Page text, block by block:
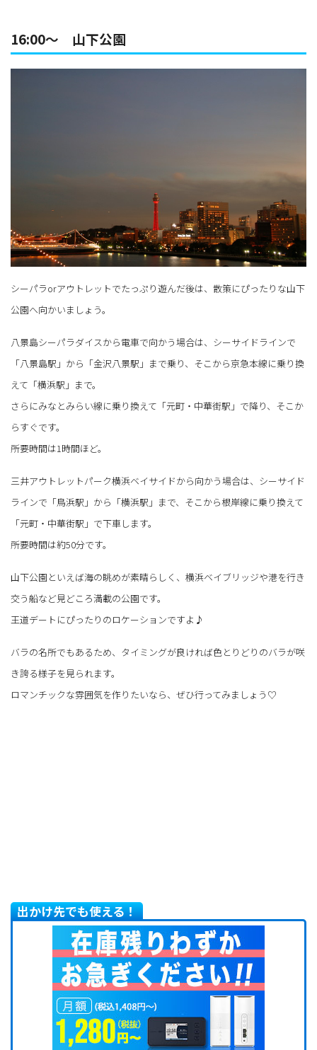
16:00～ 山下公園
シーパラorアウトレットでたっぷり遊んだ後は、散策にぴったりな山下
公園へ向かいましょう。
八景島シーパラダイスから電車で向かう場合は、シーサイドラインで
「八景島駅」から「金沢八景駅」まで乗り、そこから京急本線に乗り換
えて「横浜駅」まで。
さらにみなとみらい線に乗り換えて「元町・中華街駅」で降り、そこか
らすぐです。
所要時間は1時間ほど。
三井アウトレットパーク横浜ベイサイドから向かう場合は、シーサイド
ラインで「鳥浜駅」から「横浜駅」まで、そこから根岸線に乗り換えて
「元町・中華街駅」で下車します。
所要時間は約50分です。
山下公園といえば海の眺めが素晴らしく、横浜ベイブリッジや港を行き
交う船など見どころ満載の公園です。
王道デートにぴったりのロケーションですよ♪
バラの名所でもあるため、タイミングが良ければ色とりどりのバラが咲
き誇る様子を見られます。
ロマンチックな雰囲気を作りたいなら、ぜひ行ってみましょう♡
出かけ先でも使える！